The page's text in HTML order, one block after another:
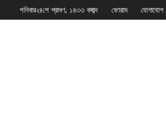
শনিবার২৪শে শ্রাবণ, ১৪৩৩ বঙ্গাব্দ ফোরাম যোগাযোগ